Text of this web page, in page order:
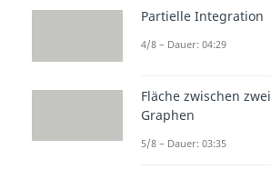
Partielle Integration
4/8 – Dauer: 04:29
Fläche zwischen zwei
Graphen
5/8 – Dauer: 03:35